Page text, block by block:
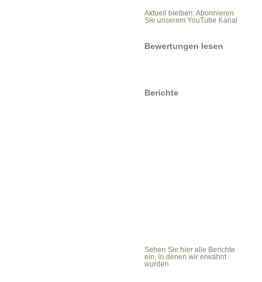
Aktuell bleiben: Abonnieren
Sie unserem YouTube Kanal
Bewertungen lesen
Berichte
Sehen Sie hier alle Berichte
ein, in denen wir erwähnt
wurden.